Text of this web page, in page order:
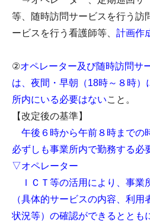
等、随時訪問サービスを行う訪
ービスを行う看護師等、 計画作
②オペレーター及び随時訪問サ
は、夜間・早朝（18時～８時）
所内にいる必要はないこと。
【改定後の基準】
午後６時から午前８時までの
必ずしも事業所内で勤務する必
▽オペレーター
ＩＣＴ等の活用により、事業
（具体的サービスの内容、利
状況等）の確認ができるととも